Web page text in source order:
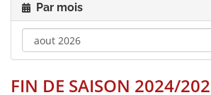
Par mois
FIN DE SAISON 2024/